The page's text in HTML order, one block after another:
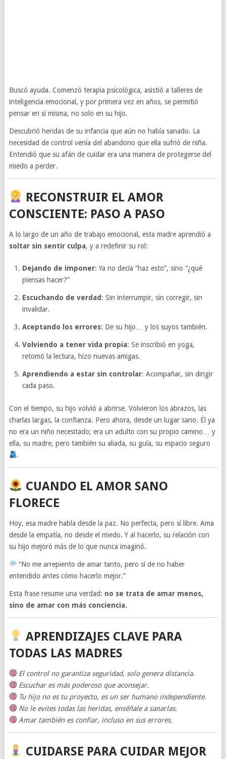
Buscó ayuda. Comenzó terapia psicológica, asistió a talleres de
inteligencia emocional, y por primera vez en años, se permitió
pensar en sí misma, no solo en su hijo.
Descubrió heridas de su infancia que aún no había sanado. La
necesidad de control venía del abandono que ella sufrió de niña.
Entendió que su afán de cuidar era una manera de protegerse del
miedo a perder.
RECONSTRUIR EL AMOR
CONSCIENTE: PASO A PASO
A lo largo de un año de trabajo emocional, esta madre aprendió a
soltar sin sentir culpa, y a redefinir su rol:
Dejando de imponer: Ya no decía “haz esto”, sino “¿qué
piensas hacer?”
Escuchando de verdad : Sin interrumpir, sin corregir, sin
invalidar.
Aceptando los errores: De su hijo… y los suyos también.
Volviendo a tener vida propia: Se inscribió en yoga,
retomó la lectura, hizo nuevas amigas.
Aprendiendo a estar sin controlar: Acompañar, sin dirigir
cada paso.
Con el tiempo, su hijo volvió a abrirse. Volvieron los abrazos, las
charlas largas, la confianza. Pero ahora, desde un lugar sano. Él ya
no era un niño necesitado; era un adulto con su propio camino… y
ella, su madre, pero también su aliada, su guía, su espacio seguro
.
CUANDO EL AMOR SANO
FLORECE
Hoy, esa madre habla desde la paz. No perfecta, pero sí libre. Ama
desde la empatía, no desde el miedo. Y al hacerlo, su relación con
su hijo mejoró más de lo que nunca imaginó.
“No me arrepiento de amar tanto, pero sí de no haber
entendido antes cómo hacerlo mejor.”
Esta frase resume una verdad: no se trata de amar menos,
sino de amar con más conciencia.
APRENDIZAJES CLAVE PARA
TODAS LAS MADRES
El control no garantiza seguridad, solo genera distancia.
Escuchar es más poderoso que aconsejar.
Tu hijo no es tu proyecto, es un ser humano independiente.
No le evites todas las heridas, enséñale a sanarlas.
Amar también es confiar, incluso en sus errores.
CUIDARSE PARA CUIDAR MEJOR